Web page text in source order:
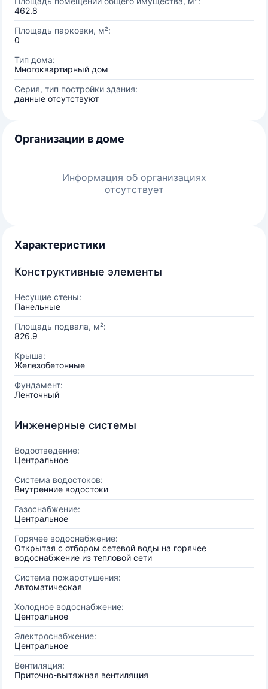
462.8
Площадь парковки, м²:
0
Тип дома:
Многоквартирный дом
Серия, тип постройки здания:
данные отсутствуют
Организации в доме
Информация об организациях
отсутствует
Характеристики
Конструктивные элементы
Несущие стены:
Панельные
Площадь подвала, м²:
826.9
Крыша:
Железобетонные
Фундамент:
Ленточный
Инженерные системы
Водоотведение:
Центральное
Система водостоков:
Внутренние водостоки
Газоснабжение:
Центральное
Горячее водоснабжение:
Открытая с отбором сетевой воды на горячее
водоснабжение из тепловой сети
Система пожаротушения:
Автоматическая
Холодное водоснабжение:
Центральное
Электроснабжение:
Центральное
Вентиляция:
Приточно-вытяжная вентиляция